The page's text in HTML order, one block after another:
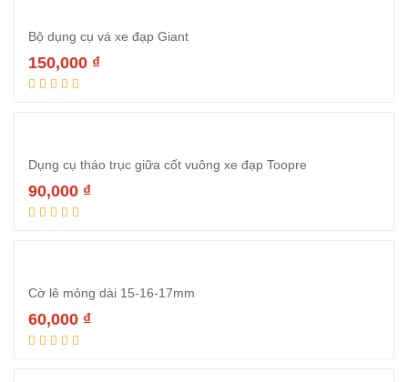
Bộ dụng cụ vá xe đạp Giant
150,000 ₫
Dụng cụ tháo trục giữa cốt vuông xe đạp Toopre
90,000 ₫
Cờ lê mỏng dài 15-16-17mm
60,000 ₫